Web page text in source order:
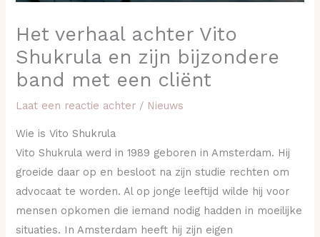
Het verhaal achter Vito
Shukrula en zijn bijzondere
band met een cliënt
Laat een reactie achter / Nieuws
Wie is Vito Shukrula
Vito Shukrula werd in 1989 geboren in Amsterdam. Hij
groeide daar op en besloot na zijn studie rechten om
advocaat te worden. Al op jonge leeftijd wilde hij voor
mensen opkomen die iemand nodig hadden in moeilijke
situaties. In Amsterdam heeft hij zijn eigen